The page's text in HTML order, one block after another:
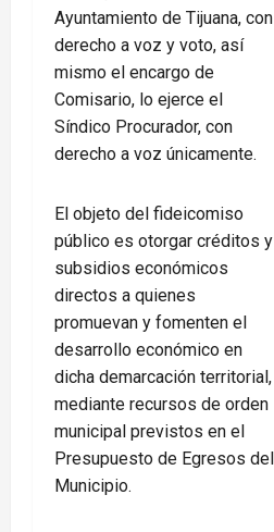
Ayuntamiento de Tijuana, con
derecho a voz y voto, así
mismo el encargo de
Comisario, lo ejerce el
Síndico Procurador, con
derecho a voz únicamente.
El objeto del fideicomiso
público es otorgar créditos y
subsidios económicos
directos a quienes
promuevan y fomenten el
desarrollo económico en
dicha demarcación territorial,
mediante recursos de orden
municipal previstos en el
Presupuesto de Egresos del
Municipio.